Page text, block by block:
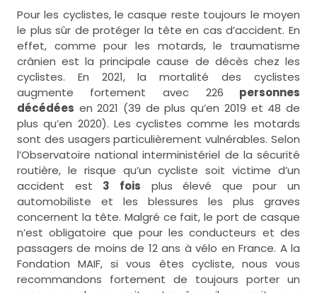
Pour les cyclistes, le casque reste toujours le moyen
le plus sûr de protéger la tête en cas d’accident. En
effet, comme pour les motards, le traumatisme
crânien est la principale cause de décès chez les
cyclistes. En 2021, la mortalité des cyclistes
augmente fortement avec 226 personnes
décédées en 2021 (39 de plus qu’en 2019 et 48 de
plus qu’en 2020). Les cyclistes comme les motards
sont des usagers particulièrement vulnérables. Selon
l’Observatoire national interministériel de la sécurité
routière, le risque qu’un cycliste soit victime d’un
accident est 3 fois plus élevé que pour un
automobiliste et les blessures les plus graves
concernent la tête. Malgré ce fait, le port de casque
n’est obligatoire que pour les conducteurs et des
passagers de moins de 12 ans à vélo en France. A la
Fondation MAIF, si vous êtes cycliste, nous vous
recommandons fortement de toujours porter un